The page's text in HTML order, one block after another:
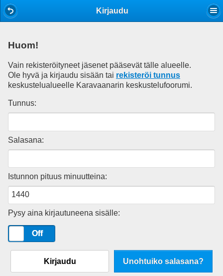
Kirjaudu
Huom!
Vain rekisteröityneet jäsenet pääsevät tälle alueelle.
Ole hyvä ja kirjaudu sisään tai rekisteröi tunnus
keskustelualueelle Karavaanarin keskustelufoorumi.
Tunnus:
Salasana:
Istunnon pituus minuutteina:
Pysy aina kirjautuneena sisälle:
Off
Kirjaudu Unohtuiko salasana?